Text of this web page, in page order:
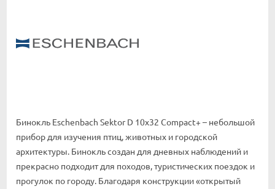
Бинокль Eschenbach Sektor D 10x32 Compact+ – небольшой
прибор для изучения птиц, животных и городской
архитектуры. Бинокль создан для дневных наблюдений и
прекрасно подходит для походов, туристических поездок и
прогулок по городу. Благодаря конструкции «открытый